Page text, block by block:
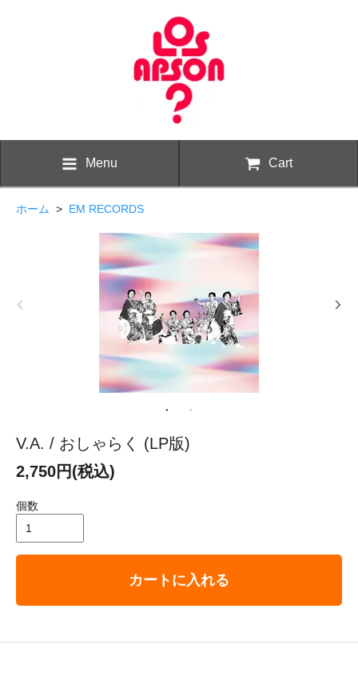
Menu Cart
ホーム > EM RECORDS
V.A. / おしゃらく (LP版)
2,750円(税込)
個数
カートに入れる